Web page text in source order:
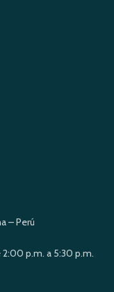
– Perú
2:00 p.m. a 5:30 p.m.